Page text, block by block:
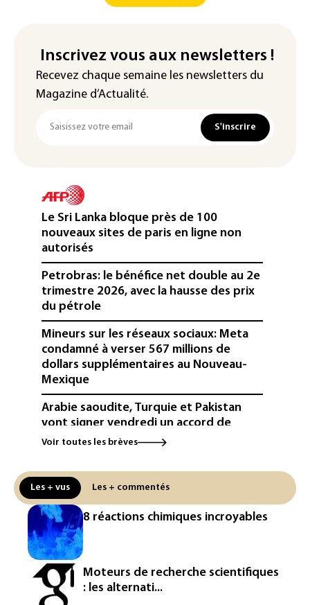
Inscrivez vous aux newsletters !
Recevez chaque semaine les newsletters du
Magazine d’Actualité.
S'inscrire
Le Sri Lanka bloque près de 100
nouveaux sites de paris en ligne non
autorisés
Petrobras: le bénéfice net double au 2e
trimestre 2026, avec la hausse des prix
du pétrole
Mineurs sur les réseaux sociaux: Meta
condamné à verser 567 millions de
dollars supplémentaires au Nouveau-
Mexique
Arabie saoudite, Turquie et Pakistan
vont signer vendredi un accord de
défense (source proche de l'armée)
d'ados britanniques compte
contourner le couvre-feu (sondage)
Puces et solaire: les Etats-Unis taxent
un matériau clé dominé par la Chine
Les Etats-Unis veulent contrôler la
production d'un composant des
semiconducteurs et panneaux solaires
Voir toutes les brèves
Les + vus Les + commentés
8 réactions chimiques incroyables
Moteurs de recherche scientifiques
: les alternati...